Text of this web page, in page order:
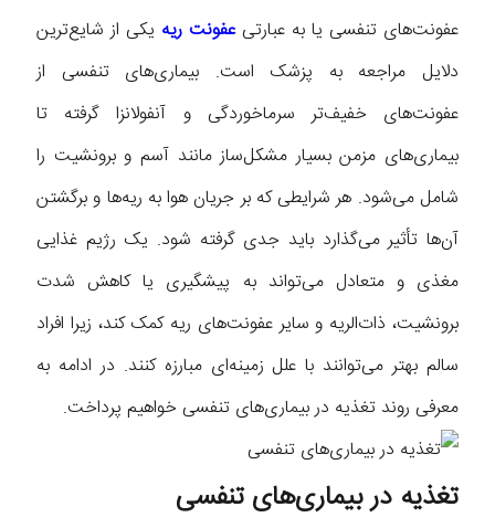
عفونت‌های تنفسی یا به عبارتیعفونت ریه یکی از شایع‌ترین
دلایل مراجعه به پزشک است. بیماری‌های تنفسی از
عفونت‌های خفیف‌تر سرماخوردگی و آنفولانزا گرفته تا
بیماری‌های مزمن بسیار مشکل‌ساز مانند آسم و برونشیت را
شامل می‌شود. هر شرایطی که بر جریان هوا به ریه‌ها و برگشتن
آن‌ها تأثیر می‌گذارد باید جدی گرفته شود. یک رژیم غذایی
مغذی و متعادل می‌تواند به پیشگیری یا کاهش شدت
برونشیت، ذات‌الریه و سایر عفونت‌های ریه کمک کند، زیرا افراد
سالم بهتر می‌توانند با علل زمینه‌ای مبارزه کنند. در ادامه به
معرفی روند تغذیه در بیماری‌های تنفسی خواهیم پرداخت.
تغذیه در بیماری‌های تنفسی